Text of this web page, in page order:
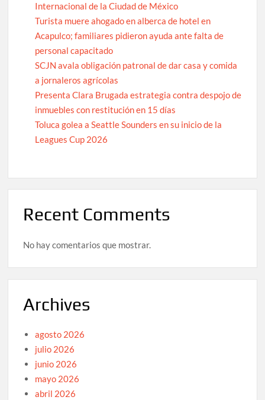
Internacional de la Ciudad de México
Turista muere ahogado en alberca de hotel en
Acapulco; familiares pidieron ayuda ante falta de
personal capacitado
SCJN avala obligación patronal de dar casa y comida
a jornaleros agrícolas
Presenta Clara Brugada estrategia contra despojo de
inmuebles con restitución en 15 días
Toluca golea a Seattle Sounders en su inicio de la
Leagues Cup 2026
Recent Comments
No hay comentarios que mostrar.
Archives
agosto 2026
julio 2026
junio 2026
mayo 2026
abril 2026